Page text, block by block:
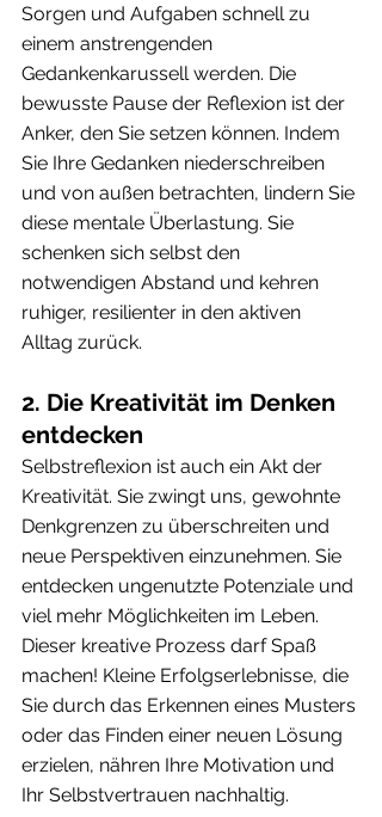
Sorgen und Aufgaben schnell zu
einem anstrengenden
Gedankenkarussell werden. Die
bewusste Pause der Reflexion ist der
Anker, den Sie setzen können. Indem
Sie Ihre Gedanken niederschreiben
und von außen betrachten, lindern Sie
diese mentale Überlastung. Sie
schenken sich selbst den
notwendigen Abstand und kehren
ruhiger, resilienter in den aktiven
Alltag zurück.
2. Die Kreativität im Denken
entdecken
Selbstreflexion ist auch ein Akt der
Kreativität. Sie zwingt uns, gewohnte
Denkgrenzen zu überschreiten und
neue Perspektiven einzunehmen. Sie
entdecken ungenutzte Potenziale und
viel mehr Möglichkeiten im Leben.
Dieser kreative Prozess darf Spaß
machen! Kleine Erfolgserlebnisse, die
Sie durch das Erkennen eines Musters
oder das Finden einer neuen Lösung
erzielen, nähren Ihre Motivation und
Ihr Selbstvertrauen nachhaltig.